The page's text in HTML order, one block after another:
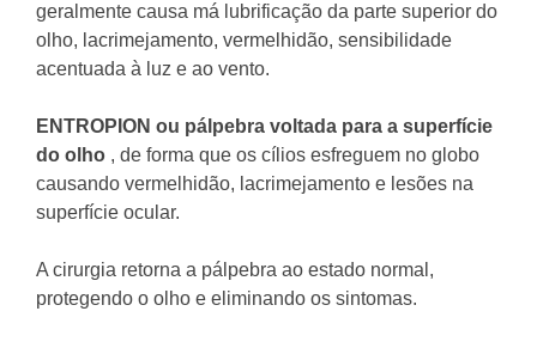
geralmente causa má lubrificação da parte superior do
olho, lacrimejamento, vermelhidão, sensibilidade
acentuada à luz e ao vento.
ENTROPION ou pálpebra voltada para a superfície
do olho , de forma que os cílios esfreguem no globo
causando vermelhidão, lacrimejamento e lesões na
superfície ocular.
A cirurgia retorna a pálpebra ao estado normal,
protegendo o olho e eliminando os sintomas.